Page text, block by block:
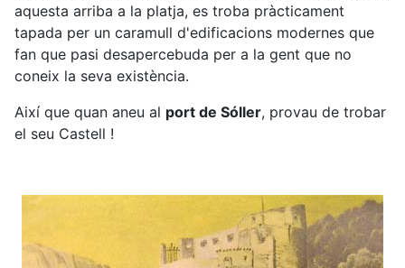
aquesta arriba a la platja, es troba pràcticament
tapada per un caramull d'edificacions modernes que
fan que pasi desapercebuda per a la gent que no
coneix la seva existència.
Així que quan aneu al port de Sóller, provau de trobar
el seu Castell !